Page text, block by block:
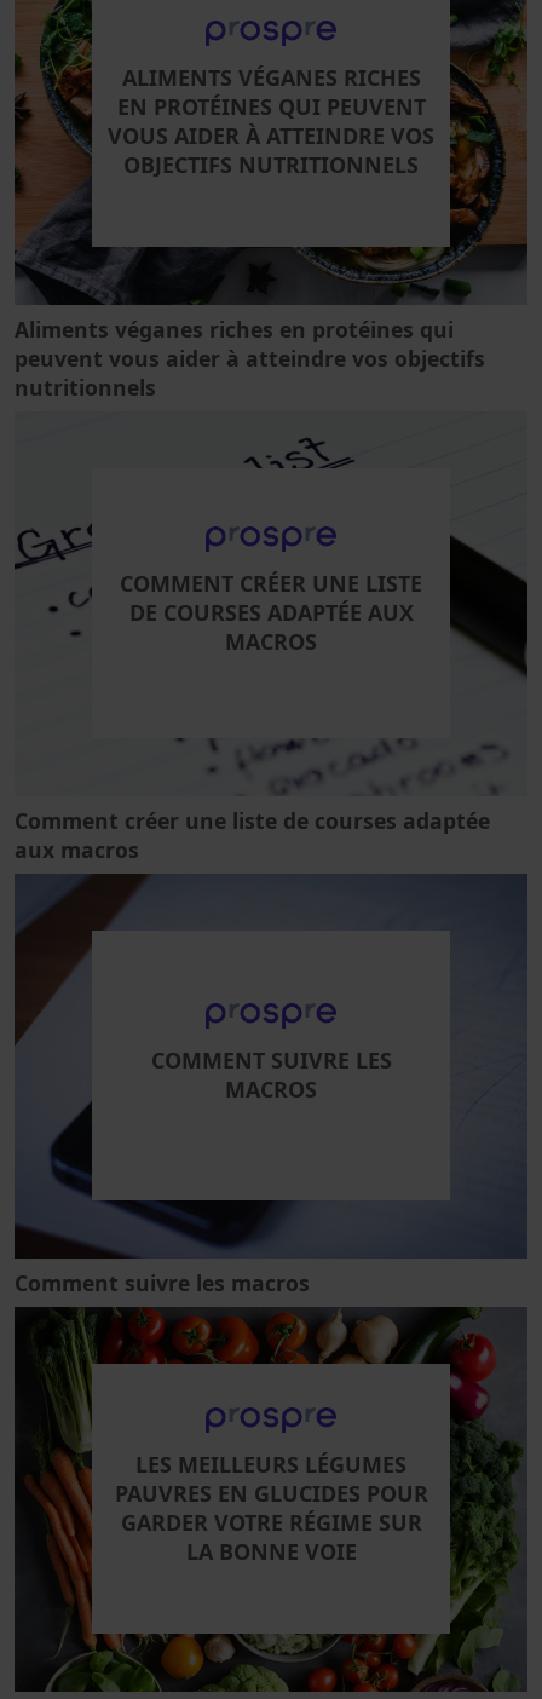
ALIMENTS VÉGANES RICHES
EN PROTÉINES QUI PEUVENT
VOUS AIDER À ATTEINDRE VOS
OBJECTIFS NUTRITIONNELS
Aliments véganes riches en protéines qui
peuvent vous aider à atteindre vos objectifs
nutritionnels
COMMENT CRÉER UNE LISTE
DE COURSES ADAPTÉE AUX
MACROS
Comment créer une liste de courses adaptée
aux macros
COMMENT SUIVRE LES
MACROS
Comment suivre les macros
LES MEILLEURS LÉGUMES
PAUVRES EN GLUCIDES POUR
GARDER VOTRE RÉGIME SUR
LA BONNE VOIE